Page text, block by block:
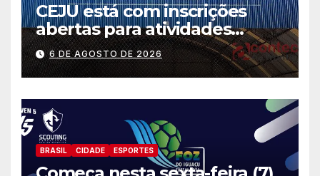
CEJU está com inscrições
abertas para atividades
gratuitas
6 DE AGOSTO DE 2026
BRASIL CIDADE ESPORTES